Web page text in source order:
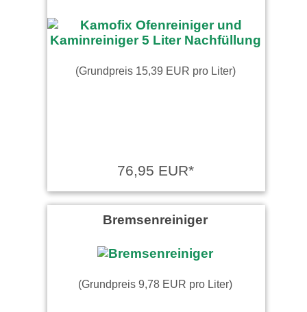
(Grundpreis 15,39 EUR pro Liter)
76,95 EUR*
Bremsenreiniger
(Grundpreis 9,78 EUR pro Liter)